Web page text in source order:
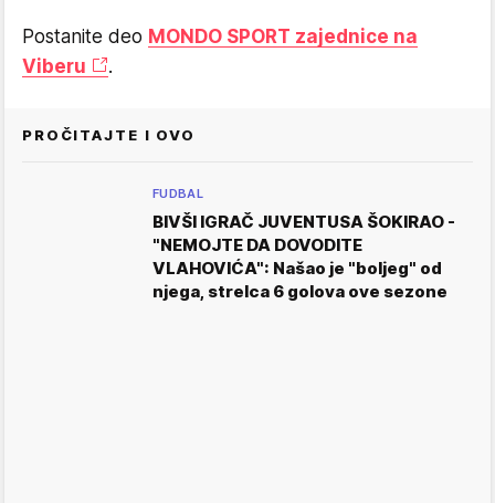
Postanite deo MONDO SPORT zajednice na
Viberu
.
PROČITAJTE I OVO
FUDBAL
BIVŠI IGRAČ JUVENTUSA ŠOKIRAO -
"NEMOJTE DA DOVODITE
VLAHOVIĆA": Našao je "boljeg" od
njega, strelca 6 golova ove sezone